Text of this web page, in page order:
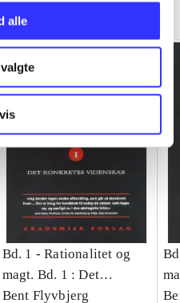
alle
Bd. 1 -Rationalitet og
magt. Bd. 1 : Det
konkretes videnskab
Bent Flyvbjerg